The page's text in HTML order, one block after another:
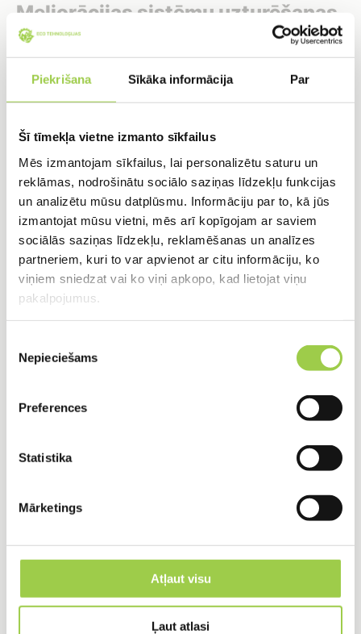
Piekrišana Sīkāka informācija Par
Šī tīmekļa vietne izmanto sīkfailus
Mēs izmantojam sīkfailus, lai personalizētu saturu un
reklāmas, nodrošinātu sociālo saziņas līdzekļu funkcijas
un analizētu mūsu datplūsmu. Informāciju par to, kā jūs
izmantojat mūsu vietni, mēs arī kopīgojam ar saviem
sociālās saziņas līdzekļu, reklamēšanas un analīzes
partneriem, kuri to var apvienot ar citu informāciju, ko
viņiem sniedzat vai ko viņi apkopo, kad lietojat viņu
pakalpojumus.
izvēle
Nepieciešams
Preferences
Statistika
Mārketings
Atļaut visu
Ļaut atlasi
Meliorācijas sistēmu uzturēšanas
mērķis
Pasākums sevī ietver esošo meliorācijas sistēmu
atjaunošanu vai jaunu sistēmu ierīkošanu mitrās
aramzemēs. Meliorācijas sistēma ļauj novadīt lieko
ūdeni no kultūraugu sakņu zonas, tādējādi saknēm
piekļūst skābeklis, kā arī tiek veicināta optimāla
mitruma režīma izveidošanās.
PIETEIKTIES
un mazos objektos
Infiltrācijas sitēmas